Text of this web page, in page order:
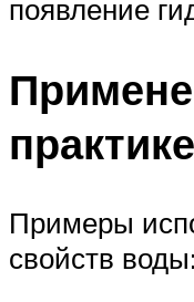
появление
практике
Примеры
свойств воды: